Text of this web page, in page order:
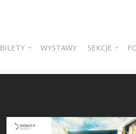
BILETY WYSTAWY SEKCJE